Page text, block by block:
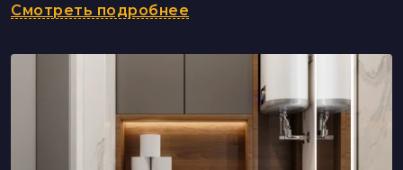
Смотреть подробнее